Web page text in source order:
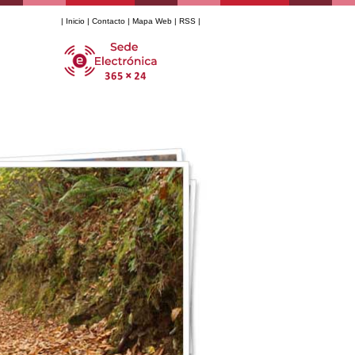
| Inicio |Contacto |Mapa Web |RSS |